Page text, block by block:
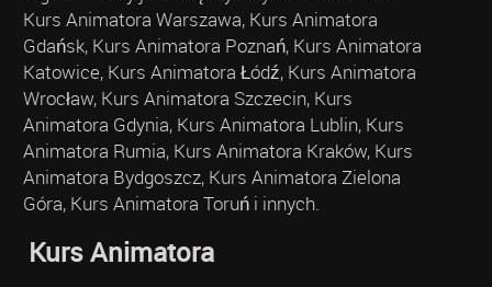
Kurs Animatora Warszawa, Kurs Animatora
Gdańsk, Kurs Animatora Poznań, Kurs Animatora
Katowice, Kurs Animatora Łódź, Kurs Animatora
Wrocław, Kurs Animatora Szczecin, Kurs
Animatora Gdynia, Kurs Animatora Lublin, Kurs
Animatora Rumia, Kurs Animatora Kraków, Kurs
Animatora Bydgoszcz, Kurs Animatora Zielona
Góra, Kurs Animatora Toruń i innych.
Kurs Animatora